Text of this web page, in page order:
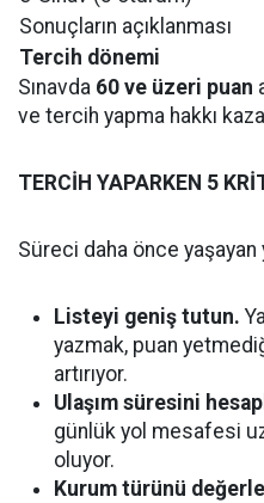
Sonuçların açıklanması
Tercih dönemi
Sınavda 60 ve üzeri puan
ve tercih yapma hakkı
TERCİH YAPARKEN 5
Süreci daha önce
Listeyi geniş tutun.
yazmak, puan
artırıyor.
Ulaşım süresini
günlük yol mesafesi
oluyor.
Kurum türünü